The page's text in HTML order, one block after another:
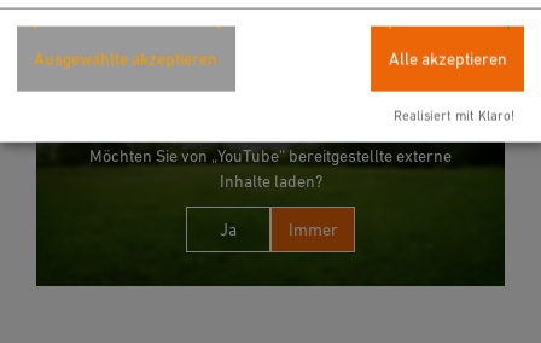
Möchten Sie von „YouTube“ bereitgestellte externe
Inhalte laden?
Ja Immer
Ausgewählte akzeptieren Alle akzeptieren
Realisiert mit Klaro!